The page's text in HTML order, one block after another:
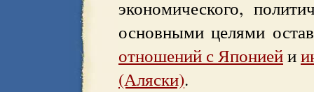
экономического,
основными целями
отношений с Япониейи
(Аляски).